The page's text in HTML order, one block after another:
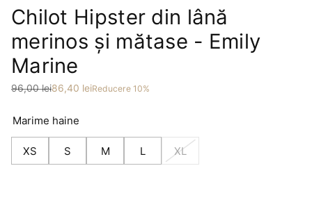
Chilot Hipster din lână
merinos și mătase - Emily
Marine
Preț
96,00 lei
Preț redus86,40 leiReducere 10%
Marime haine
XS S M L XL